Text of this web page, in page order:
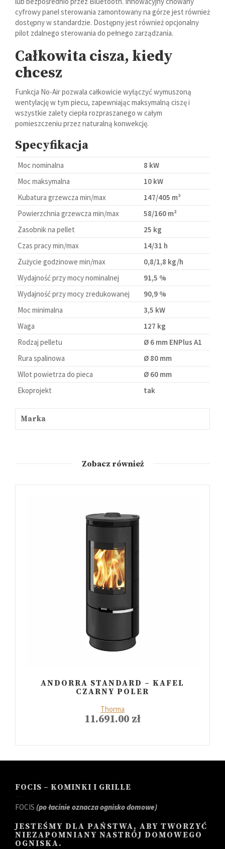
cyfrowy panel sterowania zamontowany na górze jest również
dostępny w standardzie. Dostępny jest również opcjonalny
pilot zdalnego sterowania do pełnego zarządzania.
Całkowita cisza, kiedy
chcesz
Funkcja No-Air pozwala całkowicie wyłączyć wymuszoną
wentylację w tym piecu, zapewniając maksymalną ciszę i
wszystkie zalety ciepła rozpraszanego w całym
pomieszczeniu przez naturalną konwekcję.
Specyfikacja
Moc nominalna
8 kW
Moc maksymalna
10 kW
Kubatura grzewcza min/max
147/405 m³
Powierzchnia grzewcza min/max
58/160 m²
Zasobnik na pellet
25 kg
Czas pracy min/max
14/31 h
Zużycie godzinowe min/max
0,8/1,8 kg/h
Wydajność przy mocy nominalnej
91,5 %
Wydajność przy mocy zredukowanej
90,9 %
Moc minimalna
3,5 kW
Waga
127 kg
Rodzaj pelletu
Ø 6 mm ENPlus A1
Rura spalinowa
Ø 80 mm
Wlot powietrza do pieca
Ø 60 mm
Ekoprojekt
tak
Marka
Zobacz również
ANDORRA STANDARD – KAFEL
CZARNY POLER
Thorma
11.691.00 zł
FOCIS – KOMINKI I GRILLE
FOCIS (po łacinie oznacza ognisko domowe)
JESTEŚMY DLA PAŃSTWA, ABY TWORZYĆ
NIEZAPOMNIANY NASTRÓJ DOMOWEGO
OGNISKA.